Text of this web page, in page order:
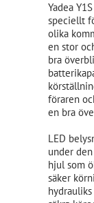
Yadea
speciellt
olika
en stor
bra
föraren
en bra
LED
under den
hjul som
säker